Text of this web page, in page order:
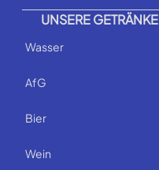
UNSERE GETRÄNKE
Wasser
AfG
Bier
Wein